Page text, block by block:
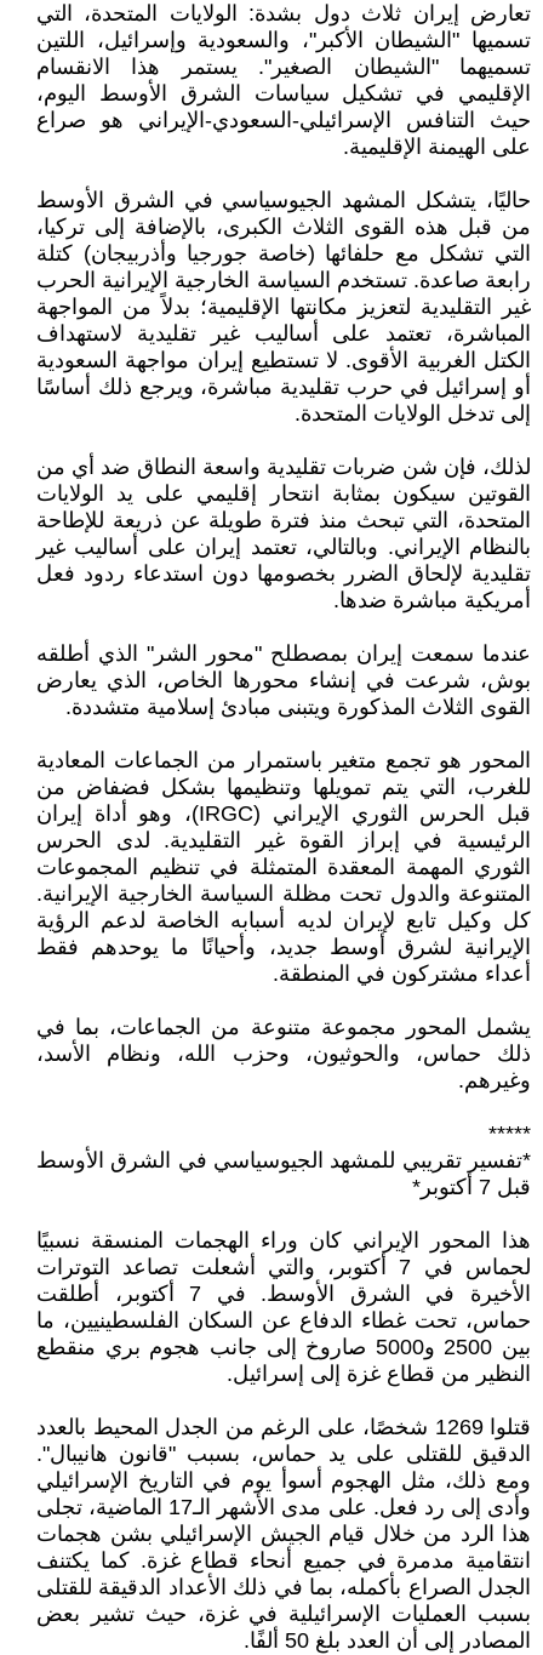
تعارض إيران ثلاث دول بشدة: الولايات المتحدة، التي
تسميها "الشيطان الأكبر"، والسعودية وإسرائيل، اللتين
تسميهما "الشيطان الصغير". يستمر هذا الانقسام
الإقليمي في تشكيل سياسات الشرق الأوسط اليوم،
حيث التنافس الإسرائيلي-السعودي-الإيراني هو صراع
على الهيمنة الإقليمية.
حاليًا، يتشكل المشهد الجيوسياسي في الشرق الأوسط
من قبل هذه القوى الثلاث الكبرى، بالإضافة إلى تركيا،
التي تشكل مع حلفائها (خاصة جورجيا وأذربيجان) كتلة
رابعة صاعدة. تستخدم السياسة الخارجية الإيرانية الحرب
غير التقليدية لتعزيز مكانتها الإقليمية؛ بدلاً من المواجهة
المباشرة، تعتمد على أساليب غير تقليدية لاستهداف
الكتل الغربية الأقوى. لا تستطيع إيران مواجهة السعودية
أو إسرائيل في حرب تقليدية مباشرة، ويرجع ذلك أساسًا
إلى تدخل الولايات المتحدة.
لذلك، فإن شن ضربات تقليدية واسعة النطاق ضد أي من
القوتين سيكون بمثابة انتحار إقليمي على يد الولايات
المتحدة، التي تبحث منذ فترة طويلة عن ذريعة للإطاحة
بالنظام الإيراني. وبالتالي، تعتمد إيران على أساليب غير
تقليدية لإلحاق الضرر بخصومها دون استدعاء ردود فعل
أمريكية مباشرة ضدها.
عندما سمعت إيران بمصطلح "محور الشر" الذي أطلقه
بوش، شرعت في إنشاء محورها الخاص، الذي يعارض
القوى الثلاث المذكورة ويتبنى مبادئ إسلامية متشددة.
المحور هو تجمع متغير باستمرار من الجماعات المعادية
للغرب، التي يتم تمويلها وتنظيمها بشكل فضفاض من
قبل الحرس الثوري الإيراني (IRGC)، وهو أداة إيران
الرئيسية في إبراز القوة غير التقليدية. لدى الحرس
الثوري المهمة المعقدة المتمثلة في تنظيم المجموعات
المتنوعة والدول تحت مظلة السياسة الخارجية الإيرانية.
كل وكيل تابع لإيران لديه أسبابه الخاصة لدعم الرؤية
الإيرانية لشرق أوسط جديد، وأحيانًا ما يوحدهم فقط
أعداء مشتركون في المنطقة.
يشمل المحور مجموعة متنوعة من الجماعات، بما في
ذلك حماس، والحوثيون، وحزب الله، ونظام الأسد،
وغيرهم.
*****
*تفسير تقريبي للمشهد الجيوسياسي في الشرق الأوسط
قبل 7 أكتوبر*
هذا المحور الإيراني كان وراء الهجمات المنسقة نسبيًا
لحماس في 7 أكتوبر، والتي أشعلت تصاعد التوترات
الأخيرة في الشرق الأوسط. في 7 أكتوبر، أطلقت
حماس، تحت غطاء الدفاع عن السكان الفلسطينيين، ما
بين 2500 و5000 صاروخ إلى جانب هجوم بري منقطع
النظير من قطاع غزة إلى إسرائيل.
قتلوا 1269 شخصًا، على الرغم من الجدل المحيط بالعدد
الدقيق للقتلى على يد حماس، بسبب "قانون هانيبال".
ومع ذلك، مثل الهجوم أسوأ يوم في التاريخ الإسرائيلي
وأدى إلى رد فعل. على مدى الأشهر الـ17 الماضية، تجلى
هذا الرد من خلال قيام الجيش الإسرائيلي بشن هجمات
انتقامية مدمرة في جميع أنحاء قطاع غزة. كما يكتنف
الجدل الصراع بأكمله، بما في ذلك الأعداد الدقيقة للقتلى
بسبب العمليات الإسرائيلية في غزة، حيث تشير بعض
المصادر إلى أن العدد بلغ 50 ألفًا.